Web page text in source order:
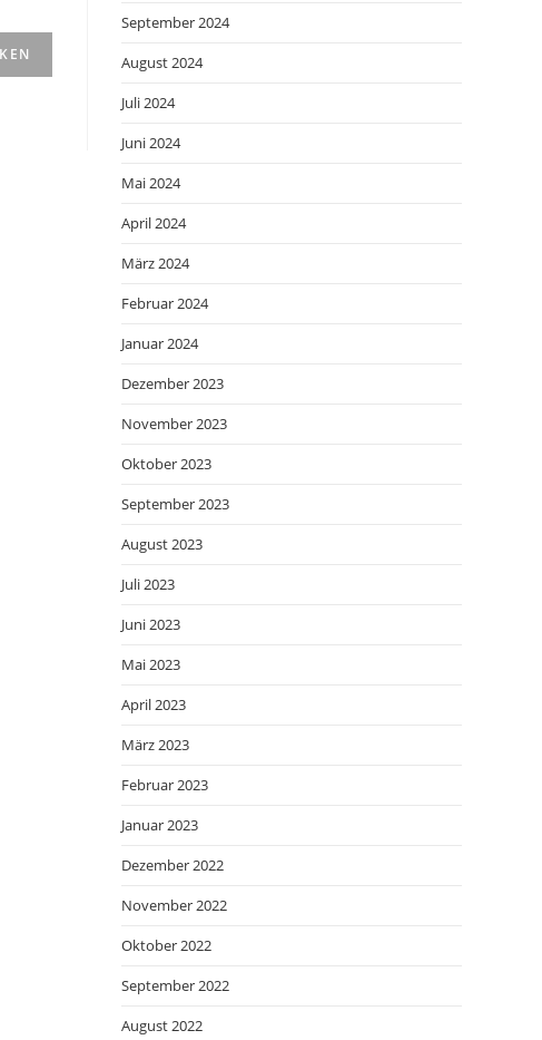
September 2024
August 2024
Juli 2024
Juni 2024
Mai 2024
April 2024
März 2024
Februar 2024
Januar 2024
Dezember 2023
November 2023
Oktober 2023
September 2023
August 2023
Juli 2023
Juni 2023
Mai 2023
April 2023
März 2023
Februar 2023
Januar 2023
Dezember 2022
November 2022
Oktober 2022
September 2022
August 2022